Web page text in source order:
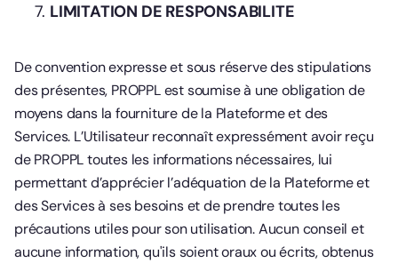
LIMITATION DE RESPONSABILITE
De convention expresse et sous réserve des stipulations
des présentes, PROPPL est soumise à une obligation de
moyens dans la fourniture de la Plateforme et des
Services. L’Utilisateur reconnaît expressément avoir reçu
de PROPPL toutes les informations nécessaires, lui
permettant d’apprécier l’adéquation de la Plateforme et
des Services à ses besoins et de prendre toutes les
précautions utiles pour son utilisation. Aucun conseil et
aucune information, qu'ils soient oraux ou écrits, obtenus